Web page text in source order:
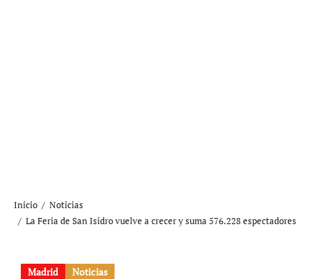
Inicio
Noticias
La Feria de San Isidro vuelve a crecer y suma 576.228 espectadores
Madrid Noticias